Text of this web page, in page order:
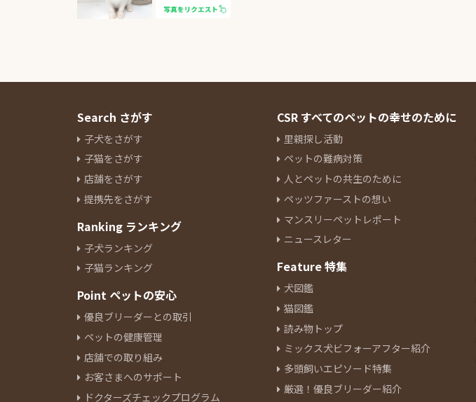
Search さがす
子犬をさがす
子猫をさがす
店舗をさがす
提携先をさがす
Ranking ランキング
子犬ランキング
子猫ランキング
Point ペットの安心
優良ブリーダーとの取引
ペットの健康管理
店舗での取り組み
お客さまへのサポート
ドクターズチェックプログラム
CSR すべてのペットの幸せのために
里親探し活動
ペットの難病対策
人とペットの共生のために
ペッツファーストの想い
マンスリーペットレポート
ニュースレター
Feature 特集
犬図鑑
猫図鑑
読み物トップ
ミックス犬ビフォーアフター紹介
多頭飼いエピソード特集
厳選！優良ブリーダー紹介